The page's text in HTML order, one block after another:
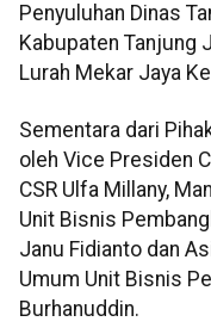
Penyuluhan Dinas
Kabupaten Tanjung
Lurah Mekar Jaya
Sementara dari
oleh Vice Presiden
CSR Ulfa Millany,
Unit Bisnis
Janu Fidianto dan
Umum Unit Bisnis
Burhanuddin.